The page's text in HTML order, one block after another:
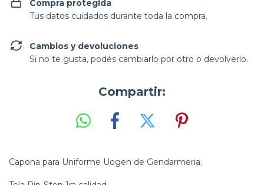
Compra protegida
Tus datos cuidados durante toda la compra.
Cambios y devoluciones
Si no te gusta, podés cambiarlo por otro o devolverlo.
Compartir:
Capona para Uniforme Uogen de Gendarmeria.